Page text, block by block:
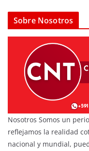
Sobre Nosotros
Nosotros Somos un
reflejamos la realidad
nacional y mundial,